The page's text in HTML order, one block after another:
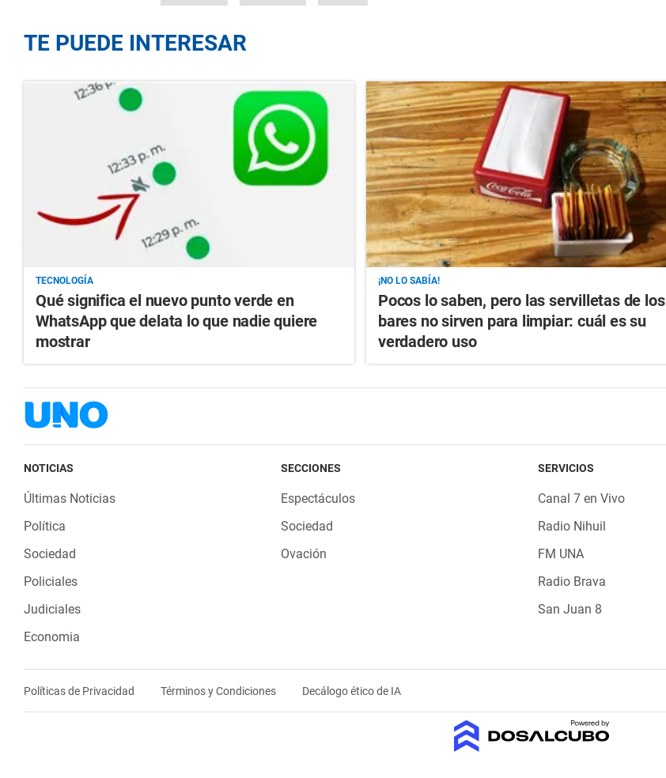
TE PUEDE INTERESAR
TECNOLOGÍA
Qué significa el nuevo punto verde en
WhatsApp que delata lo que nadie quiere
mostrar
¡NO LO SABÍA!
Pocos lo saben, pero las servilletas de los
bares no sirven para limpiar: cuál es su
verdadero uso
NOTICIAS
Últimas Noticias
Política
Sociedad
Policiales
Judiciales
Economia
SECCIONES
Espectáculos
Sociedad
Ovación
SERVICIOS
Canal 7 en Vivo
Radio Nihuil
FM UNA
Radio Brava
San Juan 8
Políticas de Privacidad Términos y Condiciones Decálogo ético de IA